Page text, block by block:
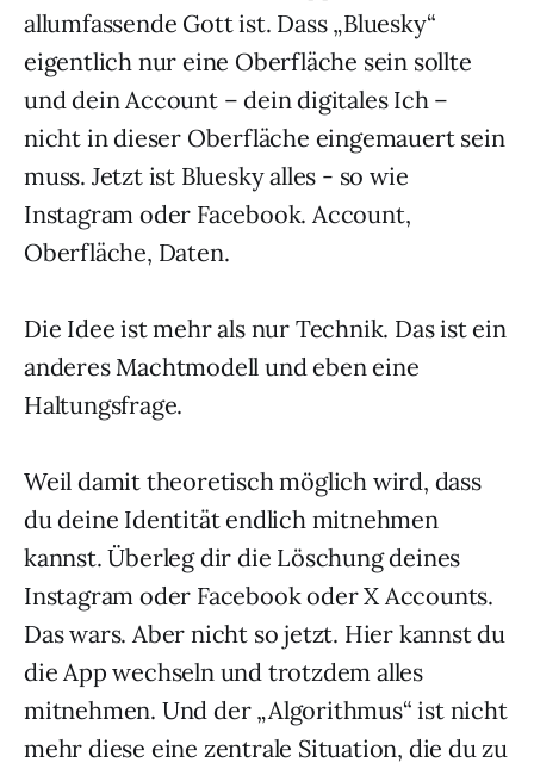
allumfassende Gott ist. Dass „Bluesky“
eigentlich nur eine Oberfläche sein sollte
und dein Account – dein digitales Ich –
nicht in dieser Oberfläche eingemauert sein
muss. Jetzt ist Bluesky alles - so wie
Instagram oder Facebook. Account,
Oberfläche, Daten.
Die Idee ist mehr als nur Technik. Das ist ein
anderes Machtmodell und eben eine
Haltungsfrage.
Weil damit theoretisch möglich wird, dass
du deine Identität endlich mitnehmen
kannst. Überleg dir die Löschung deines
Instagram oder Facebook oder X Accounts.
Das wars. Aber nicht so jetzt. Hier kannst du
die App wechseln und trotzdem alles
mitnehmen. Und der „Algorithmus“ ist nicht
mehr diese eine zentrale Situation, die du zu